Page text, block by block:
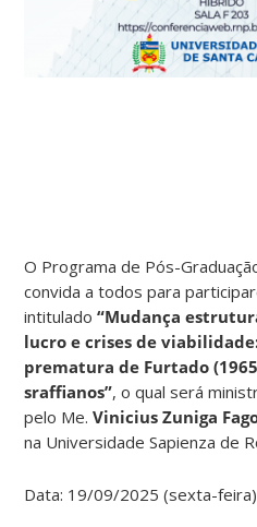
O Programa de Pós-
convida a todos para
intitulado“Mudança
lucro e crises de
prematura de Furtado
sraffianos”, o qual será
pelo Me.Vinicius Zuniga
na Universidade Sapienza de
Data: 19/09/2025 (sexta-feira)